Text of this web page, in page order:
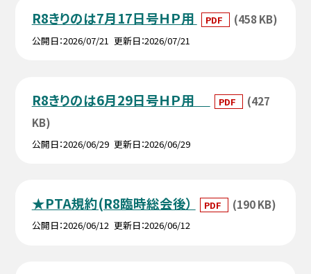
R8きりのは7月17日号ＨＰ用 PDF (458 KB)
公開日 2026/07/21 更新日 2026/07/21
R8きりのは6月29日号ＨＰ用 PDF
(427
KB)
公開日 2026/06/29 更新日 2026/06/29
★PTA規約(R8臨時総会後） PDF (190 KB)
公開日 2026/06/12 更新日 2026/06/12